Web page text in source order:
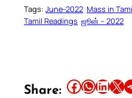
Tags: June-2022 Mass in
Tamil Readings ஜூன் – 2022
Share: Share this article on Facebook Share this article on WhatsApp Share this article on LinkedIn Share this article on X Share this